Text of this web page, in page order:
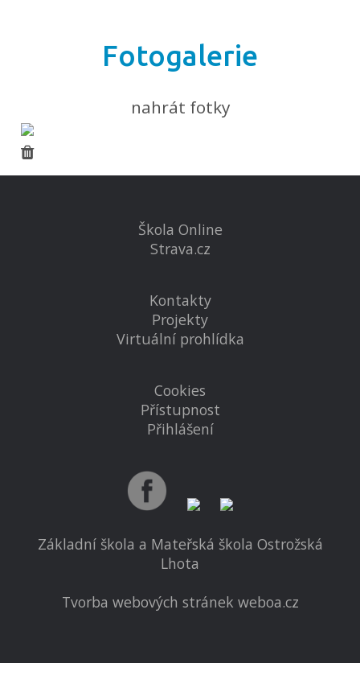
Fotogalerie
nahrát fotky
Škola Online
Strava.cz
Kontakty
Projekty
Virtuální prohlídka
Cookies
Přístupnost
Přihlášení
Základní škola a Mateřská škola Ostrožská
Lhota
Tvorba webových stránek weboa.cz